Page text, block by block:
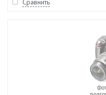
Сравнить